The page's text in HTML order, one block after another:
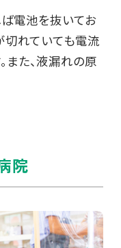
電池を抜いてお
切れていても電流
また、液漏れの原
院